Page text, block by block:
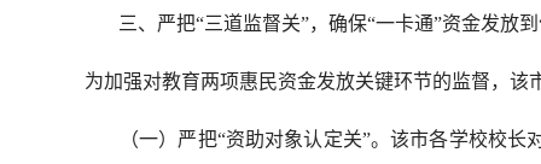
三、严把“三道监督关”，确保“一卡通”资金发放
为加强对教育两项惠民资金发放关键环节的监督，该
（一）严把“资助对象认定关”。该市各学校校